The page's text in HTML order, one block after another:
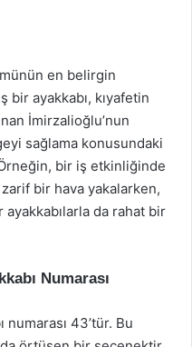
en belirgin
bir ayakkabı, kıyafetin
İmirzalioğlu’nun
sağlama konusundaki
bir iş etkinliğinde
bir hava yakalarken,
da rahat bir
Numarası
numarası 43’tür. Bu